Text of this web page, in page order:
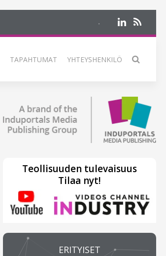
TAPAHTUMAT YHTEYSHENKILÖ
Teollisuuden tulevaisuus
Tilaa nyt!
ERITYISET